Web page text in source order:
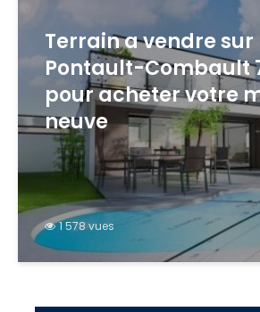
Terrain a vendre sur
Pontault-Combault
pour acheter votre
neuve
1 578 vues